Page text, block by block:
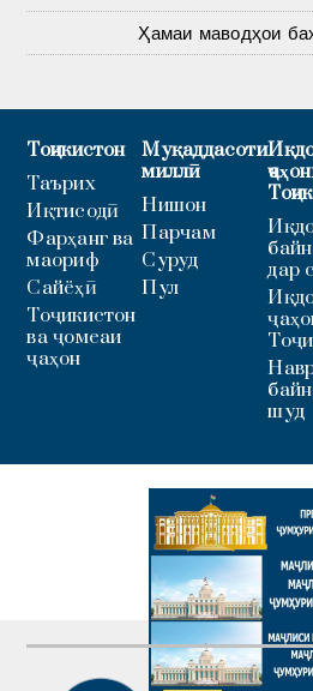
Ҳамаи маводҳои
Тоҷикистон
Таърих
Иқтисодӣ
Фарҳанг ва
маориф
Сайёҳӣ
Тоҷикистон
ва ҷомеаи
ҷаҳон
Муқаддасоти
миллӣ
Нишон
Парчам
Суруд
Пул
дар
шуд